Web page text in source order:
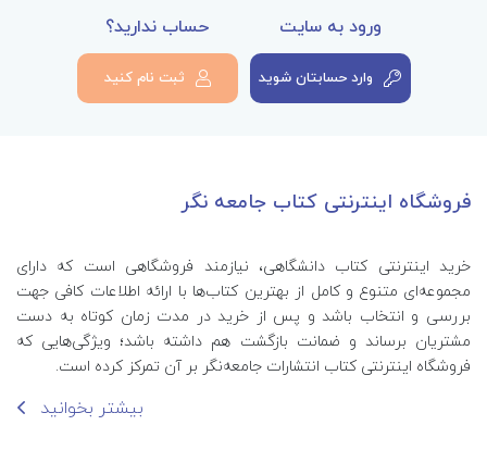
ورود به سایت
وارد حسابتان شوید
حساب ندارید؟
ثبت نام کنید
فروشگاه اینترنتی کتاب جامعه نگر
خرید اینترنتی کتاب‌ دانشگاهی، نیازمند فروشگاهی است که دارای
مجموعه‌ای متنوع و کامل از بهترین کتاب‌ها با ارائه اطلاعات کافی جهت
بررسی و انتخاب باشد و پس از خرید در مدت زمان کوتاه به دست
مشتریان برساند و ضمانت بازگشت هم داشته باشد؛ ویژگی‌هایی که
فروشگاه اینترنتی کتاب انتشارات جامعه‌نگر بر آن تمرکز کرده است.
بیشتر بخوانید